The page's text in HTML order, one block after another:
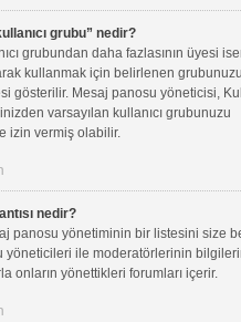
grubu” nedir?
grubundan daha fazlasının üyesi
kullanmak için belirlenen
gösterilir. Mesaj panosu yöneticisi,
varsayılan kullanıcı grubunuzu
izin vermiş olabilir.
nedir?
panosu yönetiminin bir listesini size
yöneticileri ile moderatörlerinin
onların yönettikleri forumları içerir.